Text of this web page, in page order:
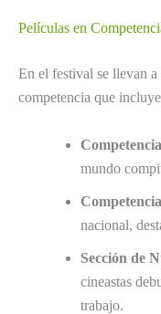
Películas en
En el festival se llevan a
competencia que
mundo
nacional,
Sección de
cineastas
trabajo.